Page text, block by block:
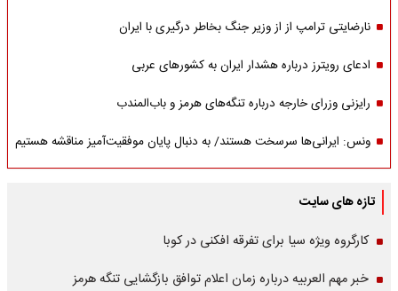
نارضایتی ترامپ از از وزیر جنگ بخاطر درگیری با ایران
ادعای رویترز درباره هشدار ایران به کشورهای عربی
رایزنی وزرای خارجه درباره تنگه‌های هرمز و باب‌المندب
ونس: ایرانی‌ها سرسخت هستند/ به دنبال پایان موفقیت‌آمیز مناقشه هستیم
تازه های سایت
کارگروه ویژه سیا برای تفرقه افکنی در کوبا
خبر مهم العربیه درباره زمان اعلام توافق بازگشایی تنگه هرمز